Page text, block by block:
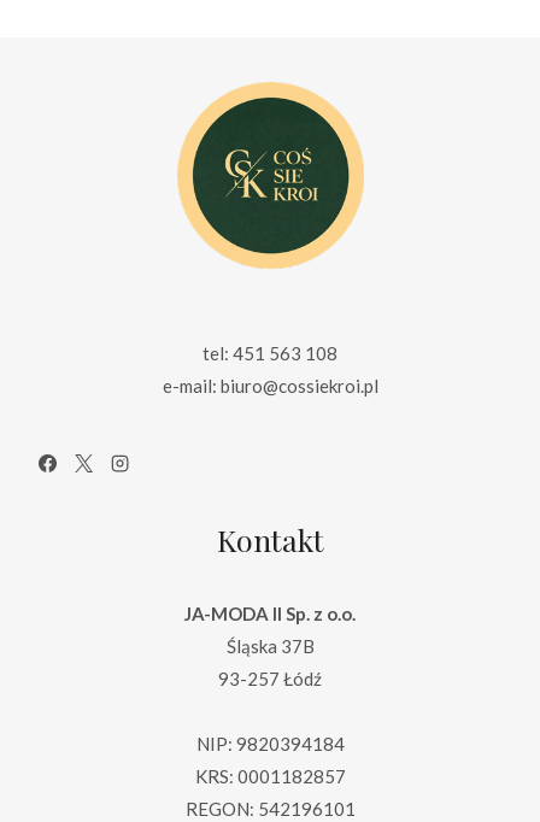
tel: 451 563 108
e-mail: biuro@cossiekroi.pl
Kontakt
JA-MODA II Sp. z o.o.
Śląska 37B
93-257 Łódź
NIP: 9820394184
KRS: 0001182857
REGON: 542196101